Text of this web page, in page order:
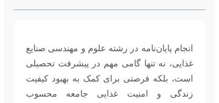
انجام پایان‌نامه در رشته علوم و مهندسی صنایع
غذایی، نه تنها گامی مهم در پیشرفت تحصیلی
است، بلکه فرصتی برای کمک به بهبود کیفیت
زندگی و امنیت غذایی جامعه محسوب